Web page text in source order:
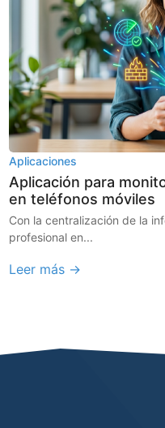
Aplicaciones
Aplicación para
en teléfonos móviles
Con la centralización de la
profesional en...
Leer más →